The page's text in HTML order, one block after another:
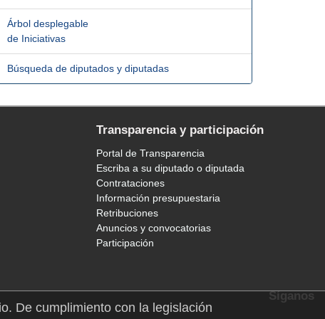
Árbol desplegable
de Iniciativas
Búsqueda de diputados y diputadas
Transparencia y participación
Portal de Transparencia
Escriba a su diputado o diputada
Contrataciones
Información presupuestaria
Retribuciones
Anuncios y convocatorias
Participación
Síganos
De cumplimiento con la legislación